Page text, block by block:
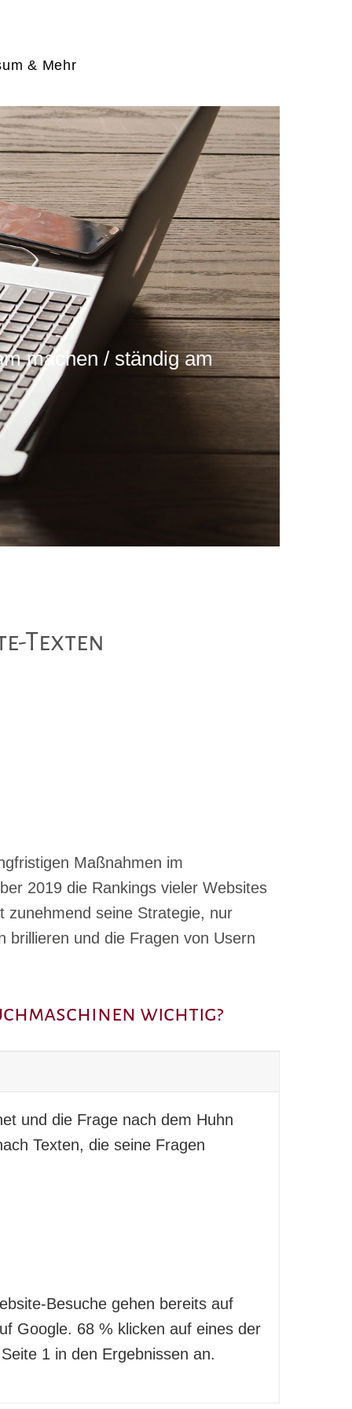
& Mehr
machen / ständig am
Texten
Maßnahmen im
2019 die Rankings vieler Websites
seine Strategie, nur
brillieren und die Fragen von Usern
wichtig?
und die Frage nach dem Huhn
Texten, die seine Fragen
Besuche gehen bereits auf
Google. 68 % klicken auf eines der
1 in den Ergebnissen an.